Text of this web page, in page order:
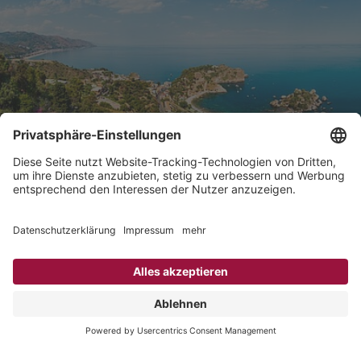
Siziliens Sehenswürdigkeiten - 5
Höhepunkte und ein TARUK-Geheimtipp
Im sonnenverwöhnten Sizilien erwarten Sie historische